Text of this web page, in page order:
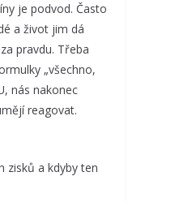
je podvod. Často
a život jim dá
pravdu. Třeba
„všechno,
nás nakonec
reagovat.
zisků a kdyby ten